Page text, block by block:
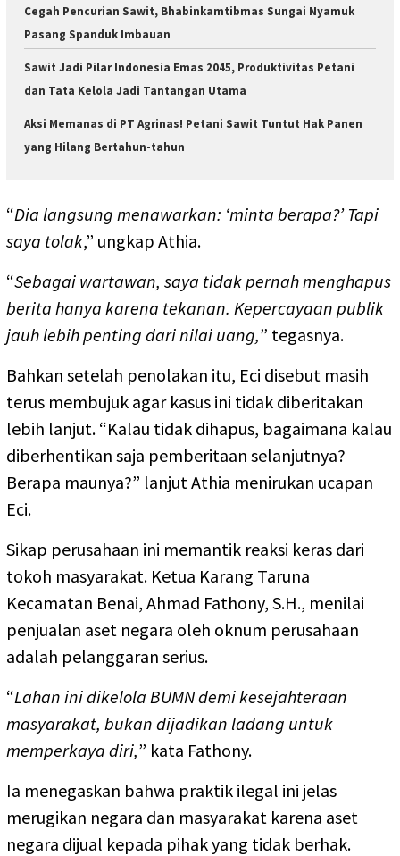
Cegah Pencurian Sawit, Bhabinkamtibmas Sungai Nyamuk
Pasang Spanduk Imbauan
Sawit Jadi Pilar Indonesia Emas 2045, Produktivitas Petani
dan Tata Kelola Jadi Tantangan Utama
Aksi Memanas di PT Agrinas! Petani Sawit Tuntut Hak Panen
yang Hilang Bertahun-tahun
“Dia langsung menawarkan: ‘minta berapa?’ Tapi
saya tolak,” ungkap Athia.
“Sebagai wartawan, saya tidak pernah menghapus
berita hanya karena tekanan. Kepercayaan publik
jauh lebih penting dari nilai uang,” tegasnya.
Bahkan setelah penolakan itu, Eci disebut masih
terus membujuk agar kasus ini tidak diberitakan
lebih lanjut. “Kalau tidak dihapus, bagaimana kalau
diberhentikan saja pemberitaan selanjutnya?
Berapa maunya?” lanjut Athia menirukan ucapan
Eci.
Sikap perusahaan ini memantik reaksi keras dari
tokoh masyarakat. Ketua Karang Taruna
Kecamatan Benai, Ahmad Fathony, S.H., menilai
penjualan aset negara oleh oknum perusahaan
adalah pelanggaran serius.
“Lahan ini dikelola BUMN demi kesejahteraan
masyarakat, bukan dijadikan ladang untuk
memperkaya diri,” kata Fathony.
Ia menegaskan bahwa praktik ilegal ini jelas
merugikan negara dan masyarakat karena aset
negara dijual kepada pihak yang tidak berhak.